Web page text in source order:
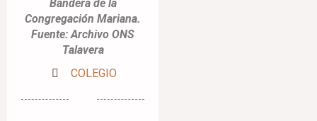
Bandera de la
Congregación Mariana.
Fuente: Archivo ONS
Talavera
COLEGIO